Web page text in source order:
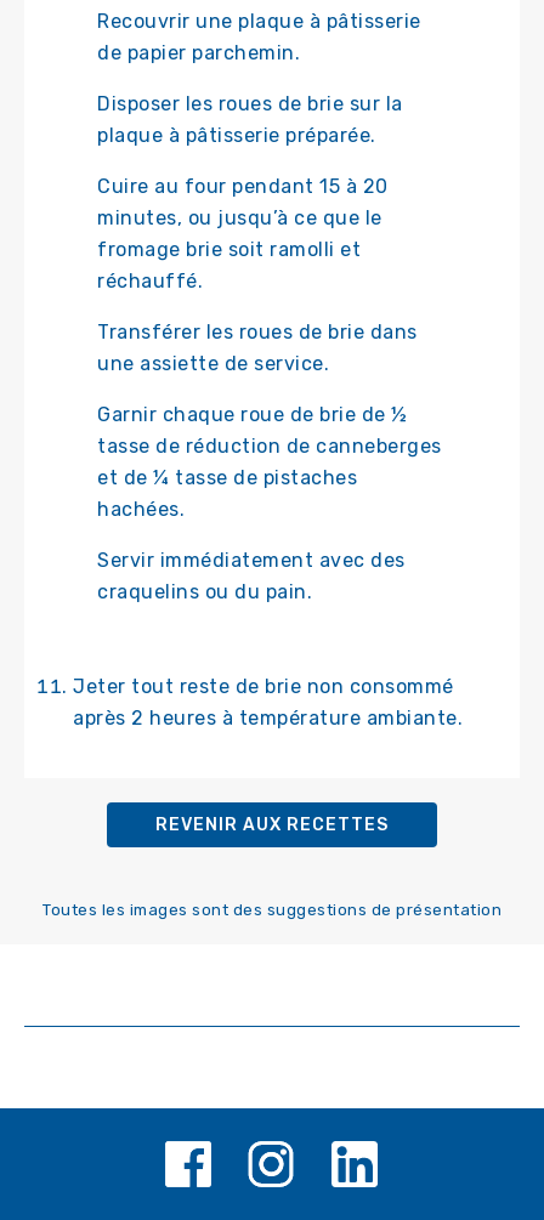
Recouvrir une plaque à pâtisserie
de papier parchemin.
Disposer les roues de brie sur la
plaque à pâtisserie préparée.
Cuire au four pendant 15 à 20
minutes, ou jusqu’à ce que le
fromage brie soit ramolli et
réchauffé.
Transférer les roues de brie dans
une assiette de service.
Garnir chaque roue de brie de ½
tasse de réduction de canneberges
et de ¼ tasse de pistaches
hachées.
Servir immédiatement avec des
craquelins ou du pain.
Jeter tout reste de brie non consommé
après 2 heures à température ambiante.
REVENIR AUX RECETTES
Toutes les images sont des suggestions de présentation